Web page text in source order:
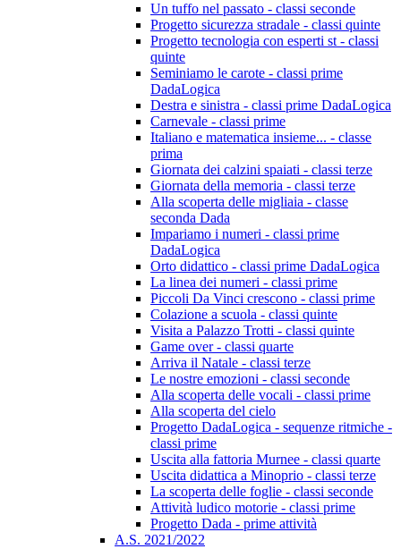
Un tuffo nel passato - classi seconde
Progetto sicurezza stradale - classi quinte
Progetto tecnologia con esperti st - classi
quinte
Seminiamo le carote - classi prime
DadaLogica
Destra e sinistra - classi prime DadaLogica
Carnevale - classi prime
Italiano e matematica insieme... - classe
prima
Giornata dei calzini spaiati - classi terze
Giornata della memoria - classi terze
Alla scoperta delle migliaia - classe
seconda Dada
Impariamo i numeri - classi prime
DadaLogica
Orto didattico - classi prime DadaLogica
La linea dei numeri - classi prime
Piccoli Da Vinci crescono - classi prime
Colazione a scuola - classi quinte
Visita a Palazzo Trotti - classi quinte
Game over - classi quarte
Arriva il Natale - classi terze
Le nostre emozioni - classi seconde
Alla scoperta delle vocali - classi prime
Alla scoperta del cielo
Progetto DadaLogica - sequenze ritmiche -
classi prime
Uscita alla fattoria Murnee - classi quarte
Uscita didattica a Minoprio - classi terze
La scoperta delle foglie - classi seconde
Attività ludico motorie - classi prime
Progetto Dada - prime attività
A.S. 2021/2022